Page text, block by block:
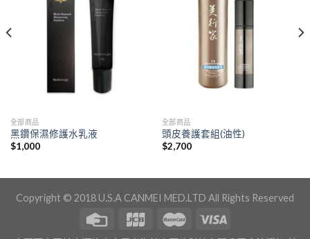
全部商品
黑鑽保濕修護水乳液
$1,000
全部商品
頭皮養護套組(油性)
$2,700
Copyright © 2018 U.S.A CANMEI MED.LTD All Rights Reserved